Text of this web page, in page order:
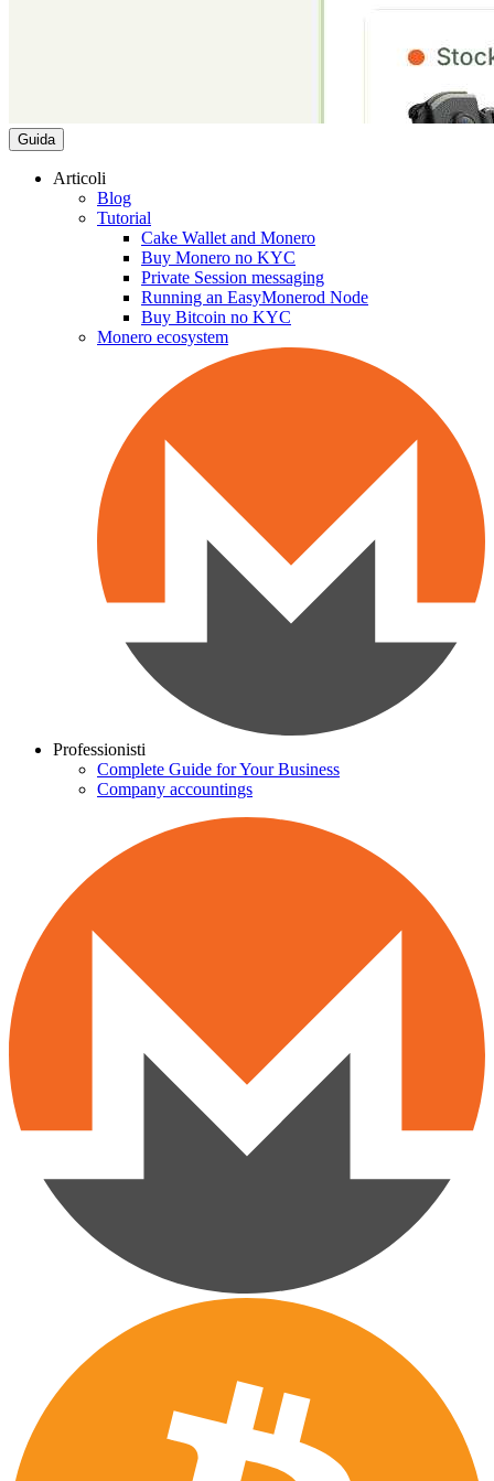
Guida
Articoli
Blog
Tutorial
Cake Wallet and Monero
Buy Monero no KYC
Private Session messaging
Running an EasyMonerod Node
Buy Bitcoin no KYC
Monero ecosystem
Professionisti
Complete Guide for Your Business
Company accountings